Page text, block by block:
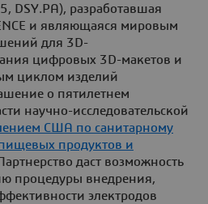
DSY.PA), разработавшая
и являющаяся мировым
для 3D-
цифровых 3D-макетов и
циклом изделий
о пятилетнем
научно-исследовательской
США по санитарному
продуктов и
даст возможность
процедуры внедрения,
электродов